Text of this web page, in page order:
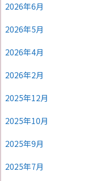
2026年6月
2026年5月
2026年4月
2026年2月
2025年12月
2025年10月
2025年9月
2025年7月